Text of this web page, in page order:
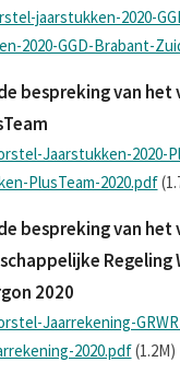
jaarstukken-2020-
2020-GGD-Brabant-
bespreking van
Jaarstukken-2020-
PlusTeam-2020.pdf
bespreking van
2020
Jaarrekening-
2020.pdf(1.2M)